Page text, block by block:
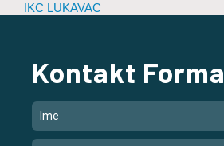
IKC LUKAVAC
Kontakt Forma